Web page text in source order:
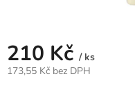
210 Kč / ks
173,55 Kč bez DPH